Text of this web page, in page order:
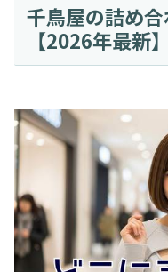
千鳥屋の詰め
【2026年最新